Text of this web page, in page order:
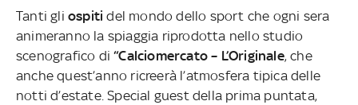
Tanti gli ospiti del mondo dello sport che ogni sera
animeranno la spiaggia riprodotta nello studio
scenografico di“Calciomercato – L’Originale, che
anche quest’anno ricreerà l’atmosfera tipica delle
notti d’estate. Special guest della prima puntata,